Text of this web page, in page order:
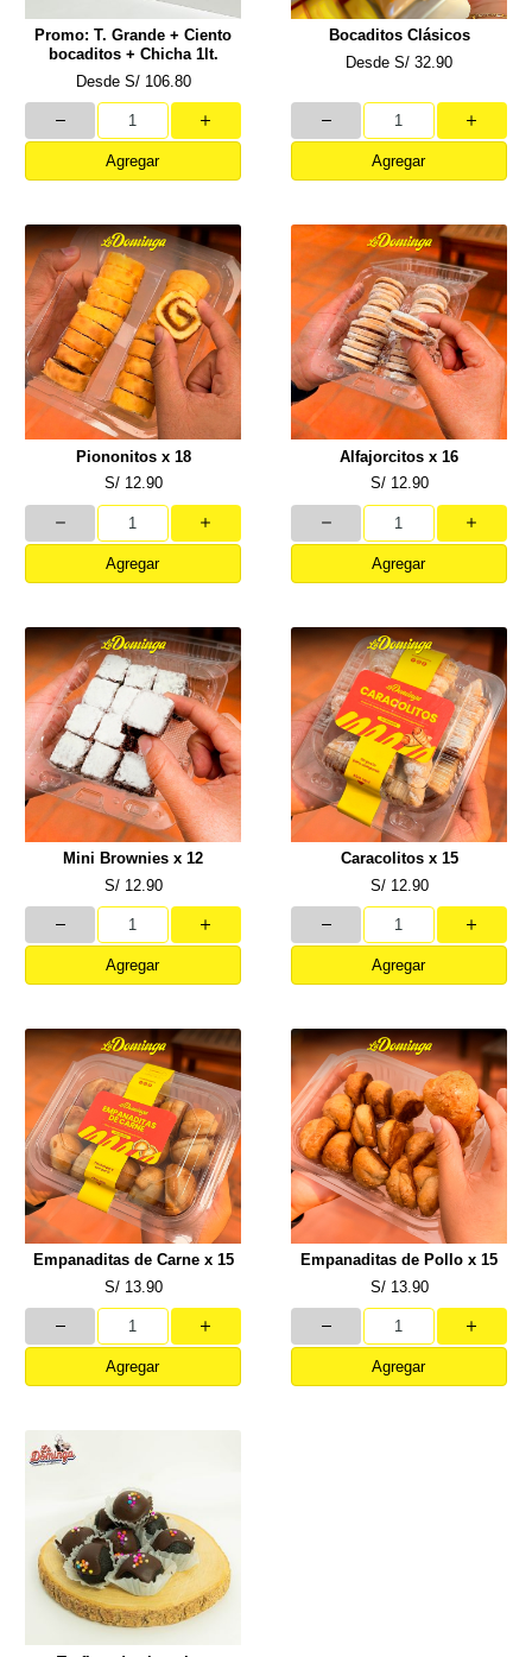
Promo: T. Grande + Ciento
bocaditos + Chicha 1lt.
Desde S/ 106.80
Agregar
Bocaditos Clásicos
Desde S/ 32.90
Agregar
Piononitos x 18
S/ 12.90
Agregar
Alfajorcitos x 16
S/ 12.90
Agregar
Mini Brownies x 12
S/ 12.90
Agregar
Caracolitos x 15
S/ 12.90
Agregar
Empanaditas de Carne x 15
S/ 13.90
Agregar
Empanaditas de Pollo x 15
S/ 13.90
Agregar